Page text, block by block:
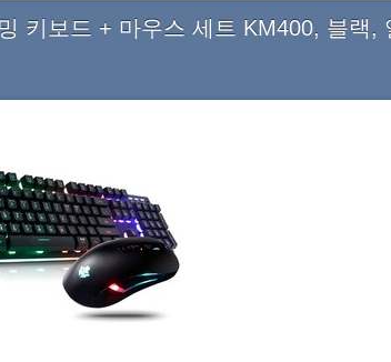
키보드 + 마우스 세트 KM400, 블랙,